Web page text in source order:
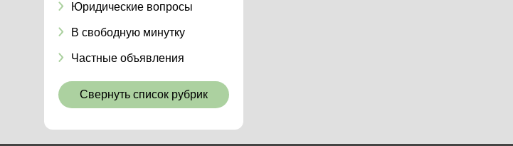
Юридические вопросы
В свободную минутку
Частные объявления
Свернуть список рубрик